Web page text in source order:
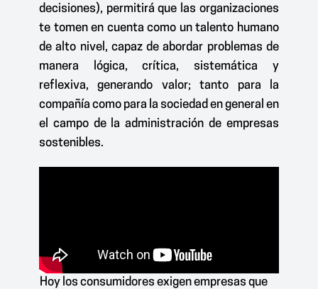
decisiones), permitirá que las organizaciones
te tomen en cuenta como un talento humano
de alto nivel, capaz de abordar problemas de
manera lógica, crítica, sistemática y
reflexiva, generando valor; tanto para la
compañía como para la sociedad en general en
el campo de la administración de empresas
sostenibles.
Hoy los consumidores exigen empresas que